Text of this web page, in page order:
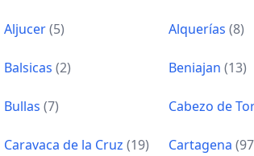
Aljucer(5) Alquerías (8)
Balsicas (2) Beniajan (13)
Bullas (7) Cabezo de
Caravaca de la Cruz (19) Cartagena